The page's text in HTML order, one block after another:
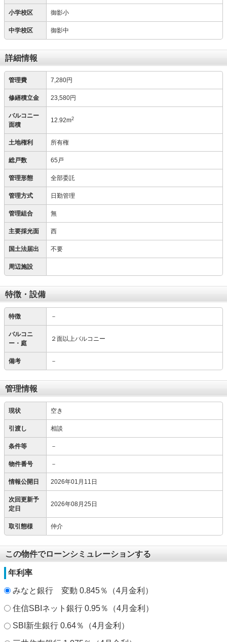
小学校区 御影小
中学校区 御影中
詳細情報
管理費 7,280円
修繕積立金 23,580円
バルコニー
面積
12.92m2
土地権利 所有権
総戸数 65戸
管理形態 全部委託
管理方式 日勤管理
管理組合 無
主要採光面 西
国土法届出 不要
周辺施設
特徴・設備
特徴 －
バルコニ
ー・庭
２面以上バルコニー
備考 －
管理情報
現状 空き
引渡し 相談
条件等 －
物件番号 －
情報公開日 2026年01月11日
次回更新予
定日
2026年08月25日
取引態様 仲介
この物件でローンシミュレーションする
年利率
みなと銀行 変動 0.845％（4月金利）
住信SBIネット銀行 0.95％（4月金利）
SBI新生銀行 0.64％（4月金利）